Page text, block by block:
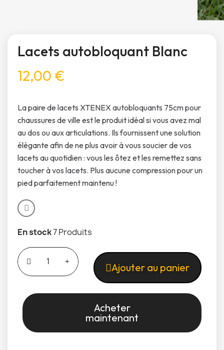
Lacets autobloquant Blanc
12,00 €
La paire de lacets XTENEX autobloquants 75cm pour
chaussures de ville est le produit idéal si vous avez mal
au dos ou aux articulations. Ils fournissent une solution
élégante afin de ne plus avoir à vous soucier de vos
lacets au quotidien : vous les ôtez et les remettez sans
toucher à vos lacets. Plus aucune compression pour un
pied parfaitement maintenu !
En stock7 Produits
Ajouter au panier
Acheter
maintenant